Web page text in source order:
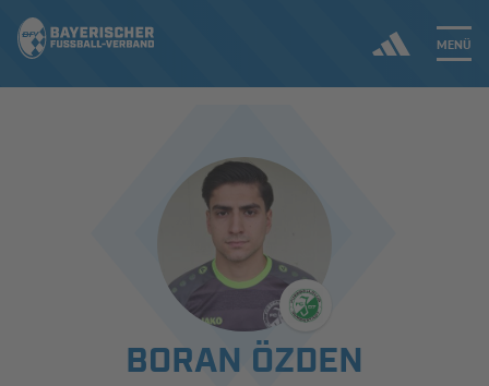
MENÜ
SPIELBETRIEB & VERBANDSLEBEN
AUSBILDUNG & FÖRDERUNG
BORAN ÖZDEN